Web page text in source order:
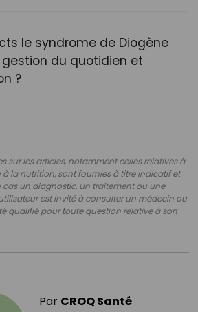
le syndrome de Diogène
du quotidien et
?
sur les articles, notamment celles relatives à
la nutrition, sont fournies à titre indicatif et
un diagnostic, un traitement ou une
est invité à consulter un médecin ou
qualifié pour toute question relative à son
Par CROQ Santé